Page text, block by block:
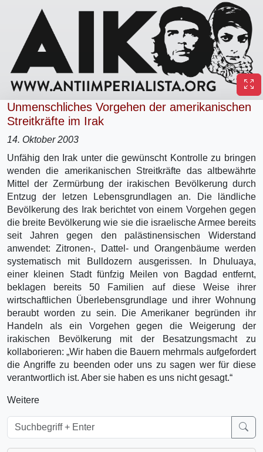
Unmenschliches Vorgehen der amerikanischen
Streitkräfte im Irak
14. Oktober 2003
Unfähig den Irak unter die gewünscht Kontrolle zu bringen
wenden die amerikanischen Streitkräfte das altbewährte
Mittel der Zermürbung der irakischen Bevölkerung durch
Entzug der letzen Lebensgrundlagen an. Die ländliche
Bevölkerung des Irak berichtet von einem Vorgehen gegen
die breite Bevölkerung wie sie die israelische Armee bereits
seit Jahren gegen den palästinensischen Widerstand
anwendet: Zitronen-, Dattel- und Orangenbäume werden
systematisch mit Bulldozern ausgerissen. In Dhuluaya,
einer kleinen Stadt fünfzig Meilen von Bagdad entfernt,
beklagen bereits 50 Familien auf diese Weise ihrer
wirtschaftlichen Überlebensgrundlage und ihrer Wohnung
beraubt worden zu sein. Die Amerikaner begründen ihr
Handeln als ein Vorgehen gegen die Weigerung der
irakischen Bevölkerung mit der Besatzungsmacht zu
kollaborieren: „Wir haben die Bauern mehrmals aufgefordert
die Angriffe zu beenden oder uns zu sagen wer für diese
verantwortlich ist. Aber sie haben es uns nicht gesagt.“
Weitere